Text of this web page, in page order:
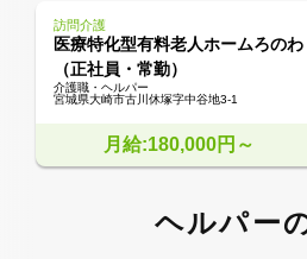
訪問介護
医療特化型有料老人ホームろのわ
（正社員・常勤）
介護職・ヘルパー
宮城県大崎市古川休塚字中谷地3-1
月給:180,000円～
ヘルパー